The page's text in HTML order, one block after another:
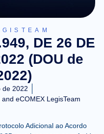
DE 26 DE
(DOU de
de 2022
eCOMEX LegisTeam
Adicional ao Acordo